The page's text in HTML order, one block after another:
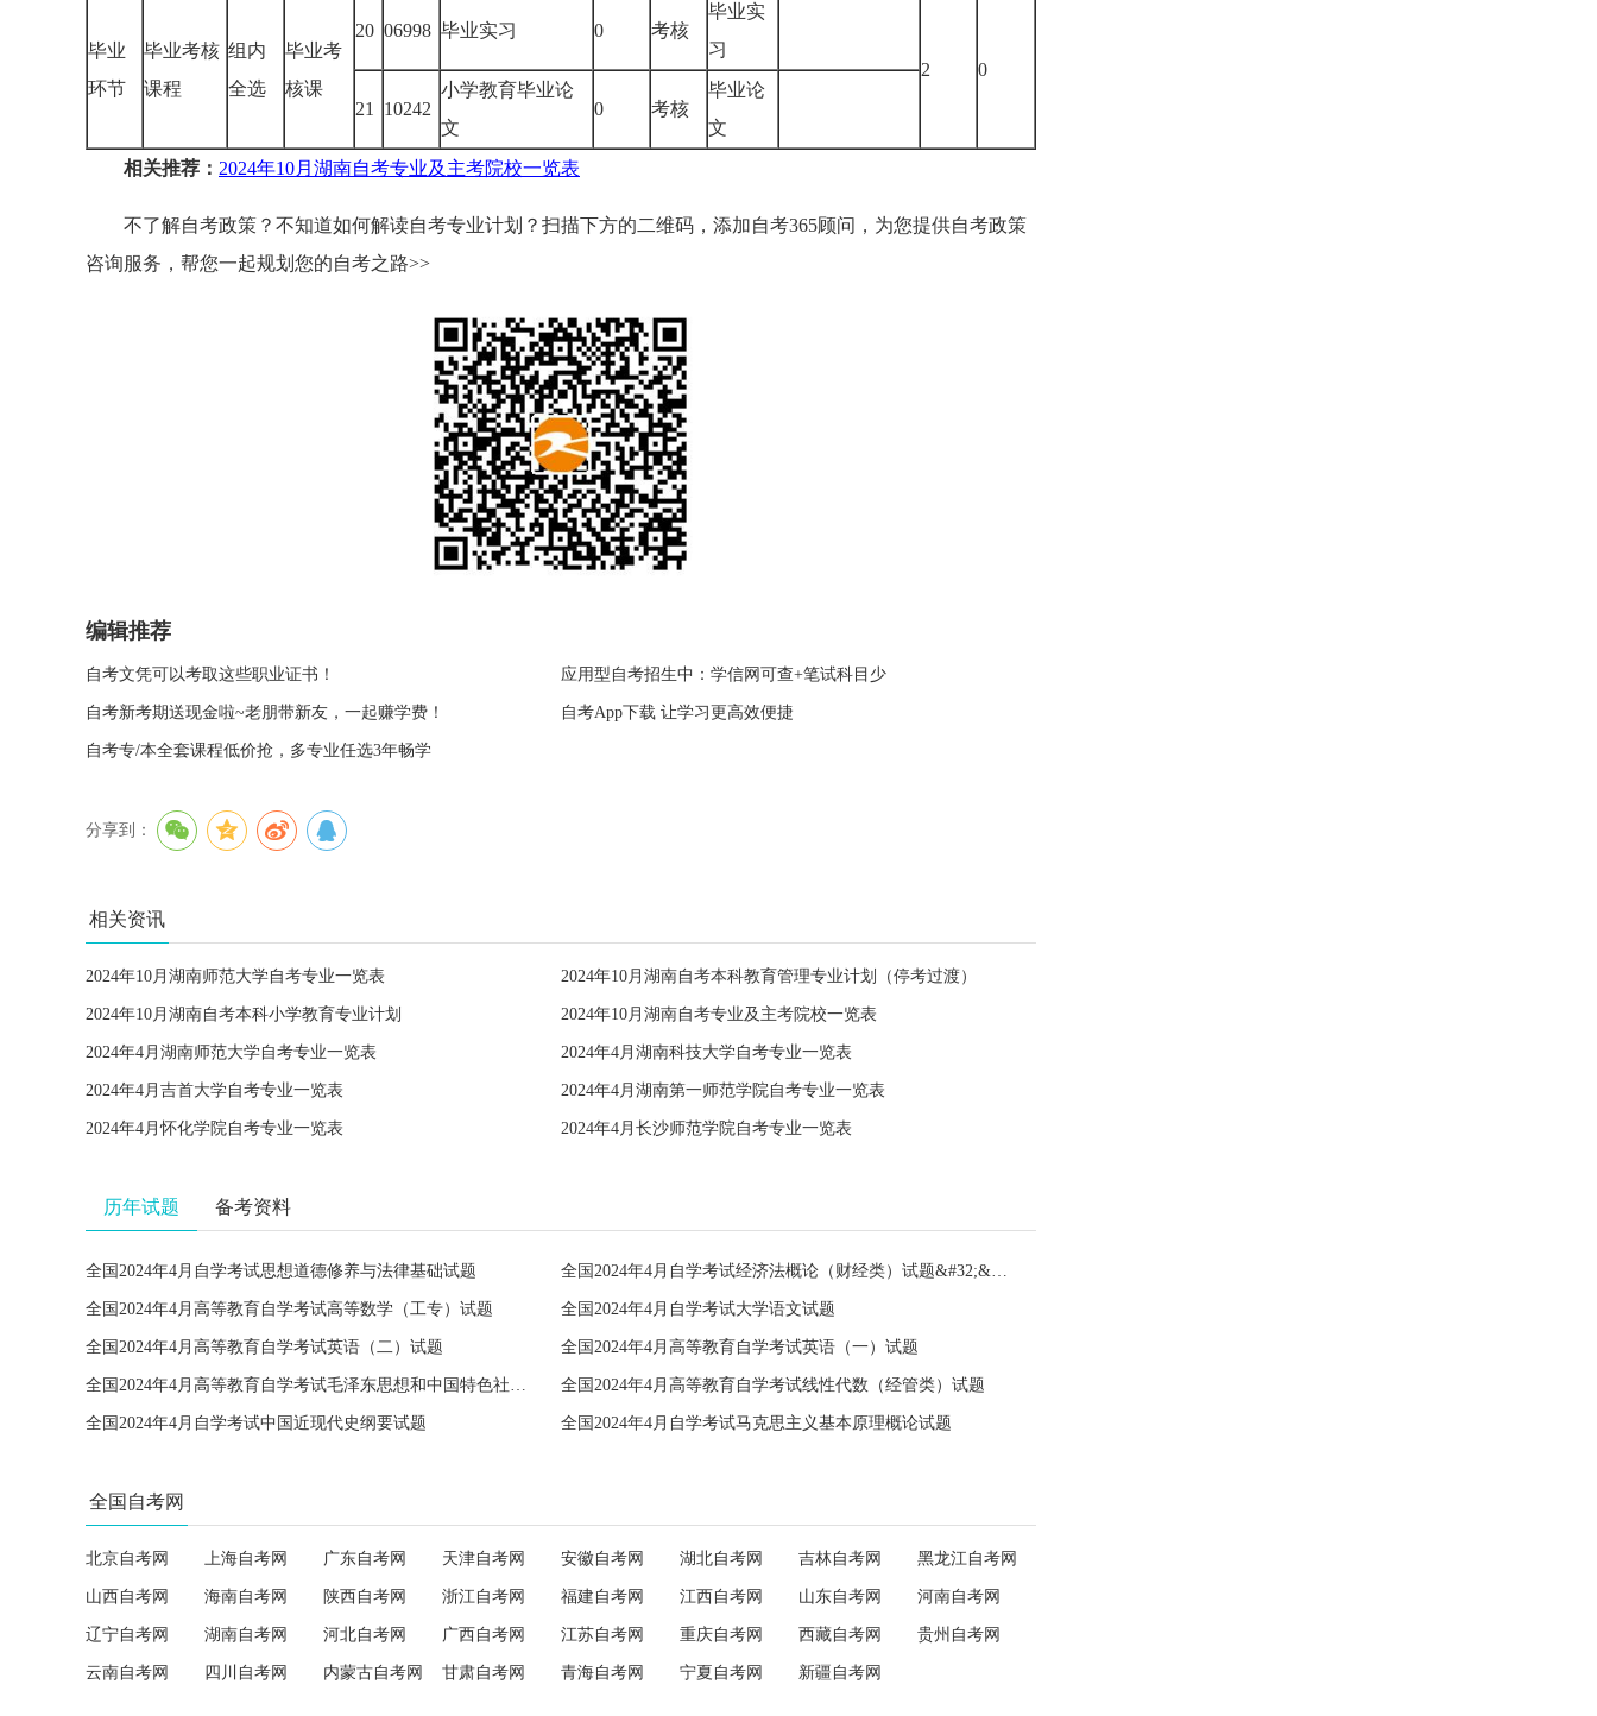
毕业
环节
毕业考核
课程
组内
全选
毕业考
核课
20 06998 毕业实习 0 考核
毕业实
习
2
0
21
10242
小学教育毕业论
文
0 考核
毕业论
文
相关推荐： 2024年10月湖南自考专业及主考院校一览表
不了解自考政策？不知道如何解读自考专业计划？扫描下方的二维码，添加自考365顾问，为您提供自考政策
咨询服务，帮您一起规划您的自考之路>>
编辑推荐
自考文凭可以考取这些职业证书！ 应用型自考招生中：学信网可查+笔试科目少
自考新考期送现金啦~老朋带新友，一起赚学费！ 自考App下载 让学习更高效便捷
自考专/本全套课程低价抢，多专业任选3年畅学
分享到：
相关资讯
2024年10月湖南师范大学自考专业一览表 2024年10月湖南自考本科教育管理专业计划（停考过渡）
2024年10月湖南自考本科小学教育专业计划 2024年10月湖南自考专业及主考院校一览表
2024年4月湖南师范大学自考专业一览表 2024年4月湖南科技大学自考专业一览表
2024年4月吉首大学自考专业一览表 2024年4月湖南第一师范学院自考专业一览表
2024年4月怀化学院自考专业一览表 2024年4月长沙师范学院自考专业一览表
历年试题 备考资料
全国2024年4月自学考试思想道德修养与法律基础试题 全国2024年4月自学考试经济法概论（财经类）试题&#32;&#32;
全国2024年4月高等教育自学考试高等数学（工专）试题 全国2024年4月自学考试大学语文试题
全国2024年4月高等教育自学考试英语（二）试题 全国2024年4月高等教育自学考试英语（一）试题
全国2024年4月高等教育自学考试毛泽东思想和中国特色社会主义理论体系概论试题 全国2024年4月高等教育自学考试线性代数（经管类）试题
全国2024年4月自学考试中国近现代史纲要试题 全国2024年4月自学考试马克思主义基本原理概论试题
全国自考网
北京自考网 上海自考网 广东自考网 天津自考网 安徽自考网 湖北自考网 吉林自考网 黑龙江自考网
山西自考网 海南自考网 陕西自考网 浙江自考网 福建自考网 江西自考网 山东自考网 河南自考网
辽宁自考网 湖南自考网 河北自考网 广西自考网 江苏自考网 重庆自考网 西藏自考网 贵州自考网
云南自考网 四川自考网 内蒙古自考网 甘肃自考网 青海自考网 宁夏自考网 新疆自考网